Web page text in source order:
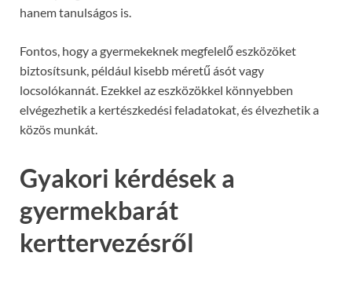
hanem tanulságos is.
Fontos, hogy a gyermekeknek megfelelő eszközöket
biztosítsunk, például kisebb méretű ásót vagy
locsolókannát. Ezekkel az eszközökkel könnyebben
elvégezhetik a kertészkedési feladatokat, és élvezhetik a
közös munkát.
Gyakori kérdések a
gyermekbarát
kerttervezésről